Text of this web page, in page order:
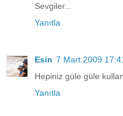
Sevgiler...
Yanıtla
Esin 7 Mart 2009
Hepiniz güle güle
Yanıtla